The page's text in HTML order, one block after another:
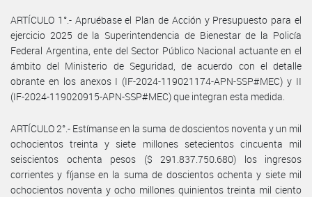
ARTÍCULO 1°.- Apruébase el Plan de Acción y Presupuesto para el
ejercicio 2025 de la Superintendencia de Bienestar de la Policía
Federal Argentina, ente del Sector Público Nacional actuante en el
ámbito del Ministerio de Seguridad, de acuerdo con el detalle
obrante en los anexos I (IF-2024-119021174-APN-SSP#MEC) y II
(IF-2024-119020915-APN-SSP#MEC) que integran esta medida.
ARTÍCULO 2°.- Estímanse en la suma de doscientos noventa y un mil
ochocientos treinta y siete millones setecientos cincuenta mil
seiscientos ochenta pesos ($ 291.837.750.680) los ingresos
corrientes y fíjanse en la suma de doscientos ochenta y siete mil
ochocientos noventa y ocho millones quinientos treinta mil ciento